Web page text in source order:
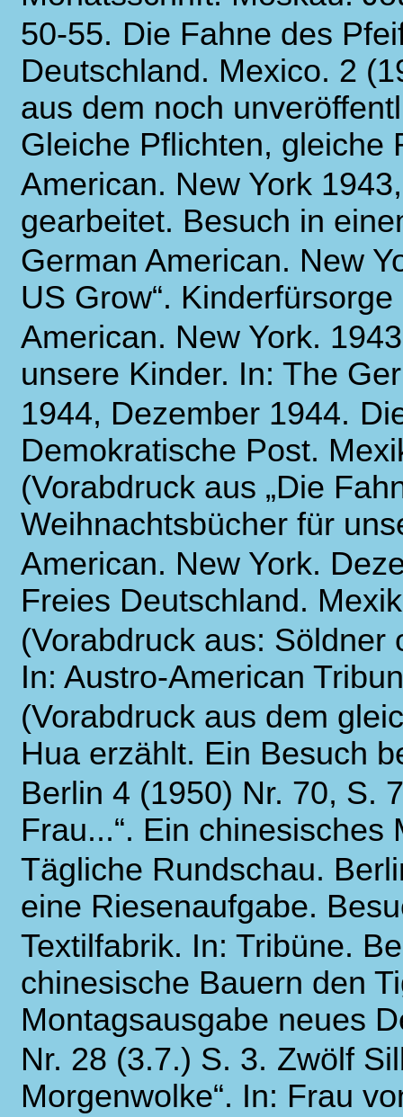
50-55. Die Fahne des
Deutschland. Mexico. 2
aus dem noch
Gleiche Pflichten, gleiche
American. New York
gearbeitet. Besuch in
German American. New
US Grow“.
American. New York.
unsere Kinder. In: The
1944, Dezember 1944.
Demokratische Post.
(Vorabdruck aus „Die
Weihnachtsbücher für
American. New York.
Freies Deutschland.
(Vorabdruck aus: Söldner
In: Austro-American
(Vorabdruck aus dem
Hua erzählt. Ein Besuch
Berlin 4 (1950) Nr. 70, S.
Frau...“. Ein
Tägliche Rundschau.
eine Riesenaufgabe.
Textilfabrik. In: Tribüne.
chinesische Bauern den
Montagsausgabe neues
Nr. 28 (3.7.) S. 3. Zwölf
Morgenwolke“. In: Frau